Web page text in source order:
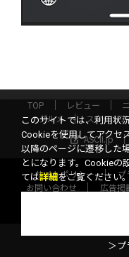
TOP レビュー
グルメ
スタート
ASCII.jp
サイトポリシー プ
お問い合わせ
広告掲
©KADOKAWA
このサイトでは、利用状
Cookieを使用してアクセ
以降のページに遷移した
とになります。Cookieの
ては詳細をご覧ください
＞プ